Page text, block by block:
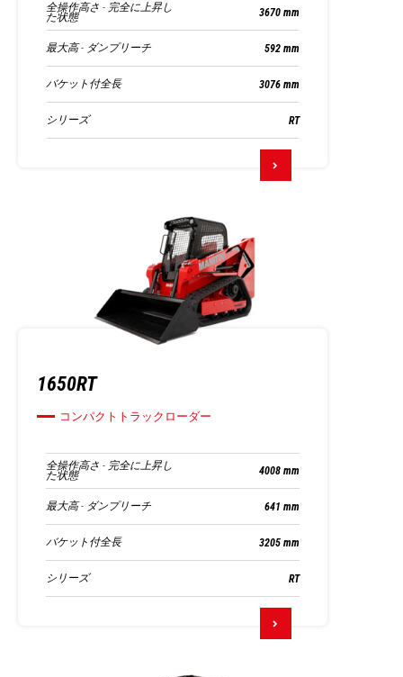
全操作高さ - 完全に上昇し
た状態 3670 mm
最大高 - ダンプリーチ 592 mm
バケット付全長 3076 mm
シリーズ RT
1650RT
コンパクトトラックローダー
全操作高さ - 完全に上昇し
た状態 4008 mm
最大高 - ダンプリーチ 641 mm
バケット付全長 3205 mm
シリーズ RT